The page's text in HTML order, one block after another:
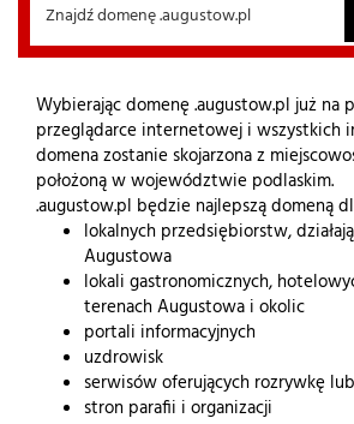
Wybierając domenę .augustow.pl już na
przeglądarce internetowej i wszystkich
domena zostanie skojarzona z
położoną w województwie podlaskim.
.augustow.pl będzie najlepszą domeną
lokalnych przedsiębiorstw,
Augustowa
lokali gastronomicznych,
terenach Augustowa i okolic
portali informacyjnych
uzdrowisk
serwisów oferujących rozrywkę
stron parafii i organizacji